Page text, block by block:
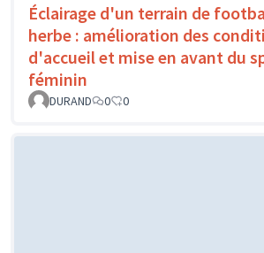
Éclairage d'un terrain de
herbe : amélioration des
d'accueil et mise en avant du
féminin
DURAND 0 0